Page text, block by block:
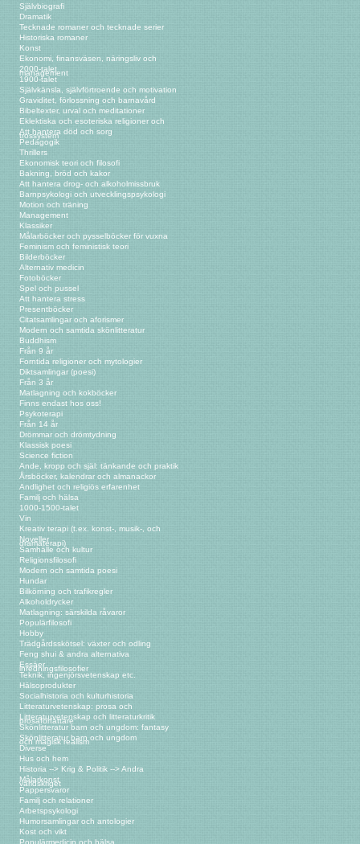
Självbiografi
Dramatik
Tecknade romaner och tecknade serier
Historiska romaner
Konst
Ekonomi, finansväsen, näringsliv och
management
2000-talet
1900-talet
Självkänsla, självförtroende och motivation
Graviditet, förlossning och barnavård
Bibeltexter, urval och meditationer
Eklektiska och esoteriska religioner och
trossystem
Att hantera död och sorg
Pedagogik
Thrillers
Ekonomisk teori och filosofi
Bakning, bröd och kakor
Att hantera drog- och alkoholmissbruk
Barnpsykologi och utvecklingspsykologi
Motion och träning
Management
Klassiker
Målarböcker och pysselböcker för vuxna
Feminism och feministisk teori
Bilderböcker
Alternativ medicin
Fotoböcker
Spel och pussel
Att hantera stress
Presentböcker
Citatsamlingar och aforismer
Modern och samtida skönlitteratur
Buddhism
Från 9 år
Forntida religioner och mytologier
Diktsamlingar (poesi)
Från 3 år
Matlagning och kokböcker
Finns endast hos oss!
Psykoterapi
Från 14 år
Drömmar och drömtydning
Klassisk poesi
Science fiction
Ande, kropp och själ: tänkande och praktik
Årsböcker, kalendrar och almanackor
Andlighet och religiös erfarenhet
Familj och hälsa
1000-1500-talet
Vin
Kreativ terapi (t.ex. konst-, musik-, och
dramaterapi)
Noveller
Samhälle och kultur
Religionsfilosofi
Modern och samtida poesi
Hundar
Bilkörning och trafikregler
Alkoholdrycker
Matlagning: särskilda råvaror
Populärfilosofi
Hobby
Trädgårdsskötsel: växter och odling
Feng shui & andra alternativa
inredningsfilosofier
Essäer
Teknik, ingenjörsvetenskap etc.
Hälsoprodukter
Socialhistoria och kulturhistoria
Litteraturvetenskap: prosa och
prosaförfattare
Litteraturvetenskap och litteraturkritik
Skönlitteratur barn och ungdom: fantasy
och magisk realism
Skönlitteratur barn och ungdom
Diverse
Hus och hem
Historia --> Krig & Politik --> Andra
världskriget
Målarkonst
Pappersvaror
Familj och relationer
Arbetspsykologi
Humorsamlingar och antologier
Kost och vikt
Populärmedicin och hälsa